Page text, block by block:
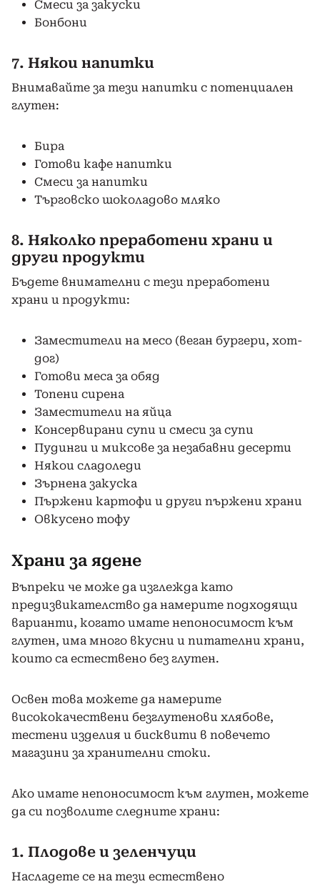
Смеси за закуски
Бонбони
7. Някои напитки
Внимавайте за тези напитки с потенциален
глутен:
Бира
Готови кафе напитки
Смеси за напитки
Търговско шоколадово мляко
8. Няколко преработени храни и
други продукти
Бъдете внимателни с тези преработени
храни и продукти:
Заместители на месо (веган бургери, хот-
дог)
Готови меса за обяд
Топени сирена
Заместители на яйца
Консервирани супи и смеси за супи
Пудинги и миксове за незабавни десерти
Някои сладоледи
Зърнена закуска
Пържени картофи и други пържени храни
Овкусено тофу
Храни за ядене
Въпреки че може да изглежда като
предизвикателство да намерите подходящи
варианти, когато имате непоносимост към
глутен, има много вкусни и питателни храни,
които са естествено без глутен.
Освен това можете да намерите
висококачествени безглутенови хлябове,
тестени изделия и бисквити в повечето
магазини за хранителни стоки.
Ако имате непоносимост към глутен, можете
да си позволите следните храни:
1. Плодове и зеленчуци
Насладете се на тези естествено